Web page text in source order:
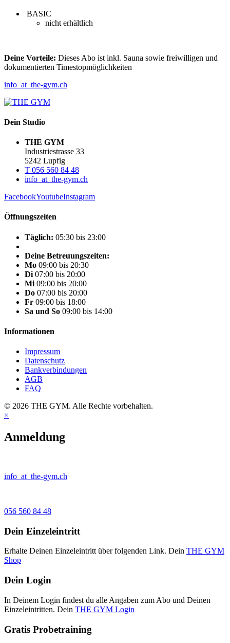
BASIC
nicht erhältlich
Deine Vorteile: Dieses Abo ist inkl. Sauna sowie freiwilligen und
dokumentierten Timestopmöglichkeiten
info _at_ the-gym.ch
Dein Studio
THE GYM
Industriestrasse 33
5242 Lupfig
T 056 560 84 48
info _at_ the-gym.ch
FacebookYoutubeInstagram
Öffnungszeiten
Täglich: 05:30 bis 23:00
Deine Betreuungszeiten:
Mo 09:00 bis 20:30
Di 07:00 bis 20:00
Mi 09:00 bis 20:00
Do 07:00 bis 20:00
Fr 09:00 bis 18:00
Sa und So 09:00 bis 14:00
Informationen
Impressum
Datenschutz
Bankverbindungen
AGB
FAQ
© 2026 THE GYM. Alle Rechte vorbehalten.
×
Anmeldung
info _at_ the-gym.ch
056 560 84 48
Dein Einzeleintritt
Erhalte Deinen Einzeleintritt über folgenden Link. Dein THE GYM
Shop
Dein Login
In Deinem Login findest du alle Angaben zum Abo und Deinen
Einzeleintritten. Dein THE GYM Login
Gratis Probetraining